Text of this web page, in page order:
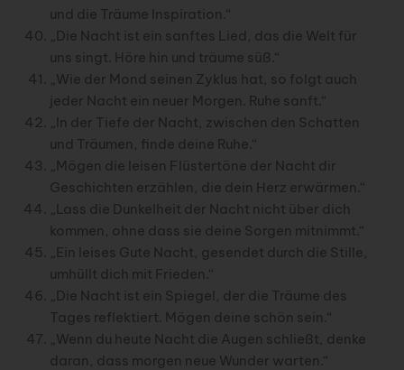
und die Träume Inspiration.“
„Die Nacht ist ein sanftes Lied, das die Welt für
uns singt. Höre hin und träume süß.“
„Wie der Mond seinen Zyklus hat, so folgt auch
jeder Nacht ein neuer Morgen. Ruhe sanft.“
„In der Tiefe der Nacht, zwischen den Schatten
und Träumen, finde deine Ruhe.“
„Mögen die leisen Flüstertöne der Nacht dir
Geschichten erzählen, die dein Herz erwärmen.“
„Lass die Dunkelheit der Nacht nicht über dich
kommen, ohne dass sie deine Sorgen mitnimmt.“
„Ein leises Gute Nacht, gesendet durch die Stille,
umhüllt dich mit Frieden.“
„Die Nacht ist ein Spiegel, der die Träume des
Tages reflektiert. Mögen deine schön sein.“
„Wenn du heute Nacht die Augen schließt, denke
daran, dass morgen neue Wunder warten.“